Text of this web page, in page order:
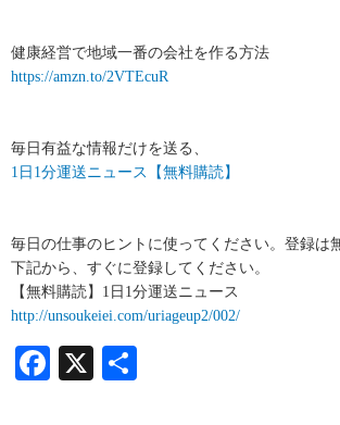
健康経営で地域一番の会社を作る方法
https://amzn.to/2VTEcuR
毎日有益な情報だけを送る、
1日1分運送ニュース【無料購読】
毎日の仕事のヒントに使ってください。登録は
下記から、すぐに登録してください。
【無料購読】1日1分運送ニュース
http://unsoukeiei.com/uriageup2/002/
Facebook
X